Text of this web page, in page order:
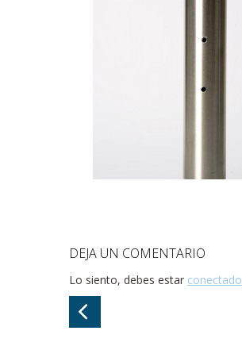
DEJA UN COMENTARIO
Lo siento, debes estar conectado